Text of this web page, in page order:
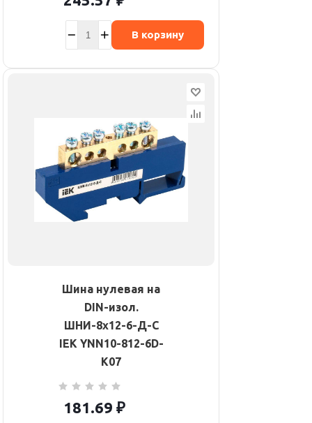
В корзину
Шина нулевая на
DIN-изол.
ШНИ-8х12-6-Д-С
IEK YNN10-812-6D-
K07
181.69 ₽